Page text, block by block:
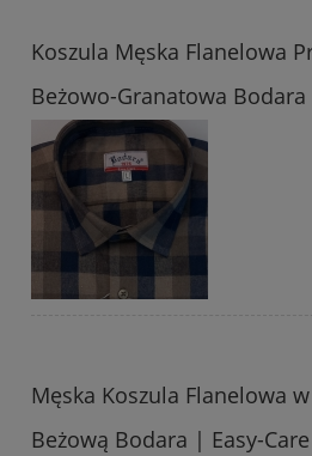
Koszula Męska Flanelowa
Beżowo-Granatowa Bodara
Męska Koszula Flanelowa
Beżową Bodara | Easy-Care